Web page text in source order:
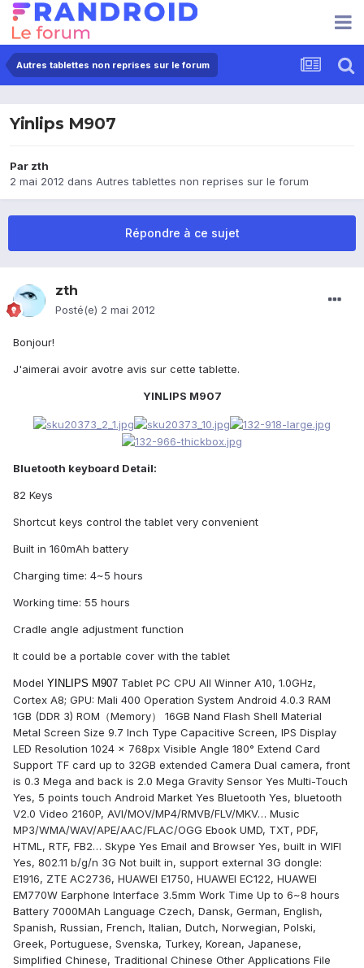
Autres tablettes non reprises sur le forum
Yinlips M907
Par zth
2 mai 2012 dans Autres tablettes non reprises sur le forum
Répondre à ce sujet
zth
Posté(e) 2 mai 2012
Bonjour!
J'aimerai avoir avotre avis sur cette tablette.
YINLIPS M907
Bluetooth keyboard Detail:
82 Keys
Shortcut keys control the tablet very convenient
Built in 160mAh battery
Charging time: 4~5 hours
Working time: 55 hours
Cradle angle adjustment function
It could be a portable cover with the tablet
Model YINLIPS M907 Tablet PC CPU All Winner A10, 1.0GHz,
Cortex A8; GPU: Mali 400 Operation System Android 4.0.3 RAM
1GB (DDR 3) ROM（Memory） 16GB Nand Flash Shell Material
Metal Screen Size 9.7 Inch Type Capacitive Screen, IPS Display
LED Resolution 1024 x 768px Visible Angle 180° Extend Card
Support TF card up to 32GB extended Camera Dual camera, front
is 0.3 Mega and back is 2.0 Mega Gravity Sensor Yes Multi-Touch
Yes, 5 points touch Android Market Yes Bluetooth Yes, bluetooth
V2.0 Video 2160P, AVI/MOV/MP4/RMVB/FLV/MKV… Music
MP3/WMA/WAV/APE/AAC/FLAC/OGG Ebook UMD, TXT, PDF,
HTML, RTF, FB2… Skype Yes Email and Browser Yes, built in WIFI
Yes, 802.11 b/g/n 3G Not built in, support external 3G dongle:
E1916, ZTE AC2736, HUAWEI E1750, HUAWEI EC122, HUAWEI
EM770W Earphone Interface 3.5mm Work Time Up to 6~8 hours
Battery 7000MAh Language Czech, Dansk, German, English,
Spanish, Russian, French, Italian, Dutch, Norwegian, Polski,
Greek, Portuguese, Svenska, Turkey, Korean, Japanese,
Simplified Chinese, Traditional Chinese Other Applications File